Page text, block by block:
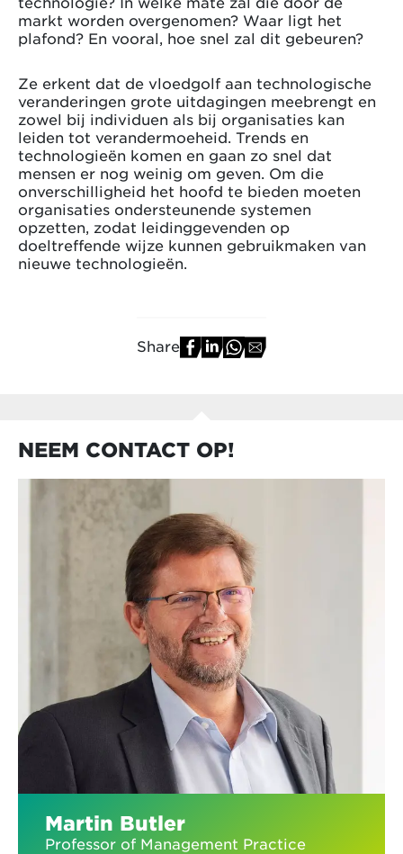
markt worden overgenomen? Waar ligt het
plafond? En vooral, hoe snel zal dit gebeuren?
Ze erkent dat de vloedgolf aan technologische
veranderingen grote uitdagingen meebrengt en
zowel bij individuen als bij organisaties kan
leiden tot verandermoeheid. Trends en
technologieën komen en gaan zo snel dat
mensen er nog weinig om geven. Om die
onverschilligheid het hoofd te bieden moeten
organisaties ondersteunende systemen
opzetten, zodat leidinggevenden op
doeltreffende wijze kunnen gebruikmaken van
nieuwe technologieën.
Share
NEEM CONTACT OP!
Martin Butler
Professor of Management Practice